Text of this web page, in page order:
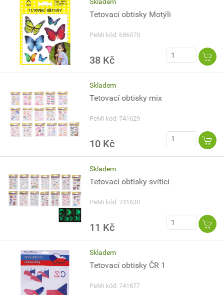
Tetovací obtisky Motýli
PeMi kód: 686070
38 Kč
Skladem
Tetovací obtisky mix
PeMi kód: 741629
10 Kč
Skladem
Tetovací obtisky svíticí
PeMi kód: 741630
11 Kč
Skladem
Tetovací obtisky ČR 1
PeMi kód: 741877